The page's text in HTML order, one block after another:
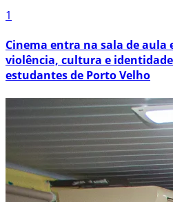
1
Cinema entra na sala de aula
violência, cultura e
estudantes de Porto Velho